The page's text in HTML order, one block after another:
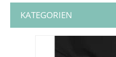
KATEGORIEN